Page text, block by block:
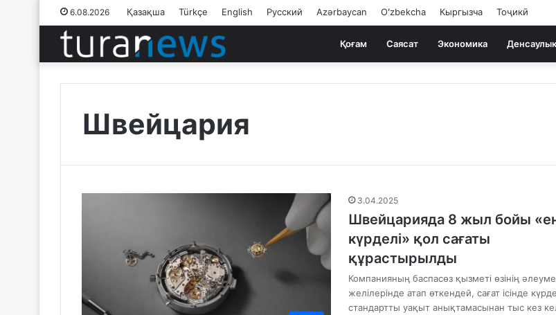
6.08.2026 Қазақша Türkçe English Русский Azərbaycan Oʻzbekcha Кыргызча Тоҷикӣ
Қоғам Саясат Экономика
Швейцария
3.04.2025
Швейцарияда 8 жыл бойы
күрделі» қол сағаты
құрастырылды
Компанияның баспасөз қызметі өзінің
желілерінде атап өткендей, сағат ісінде
стандартты уақыт анықтамасынан тыс кез